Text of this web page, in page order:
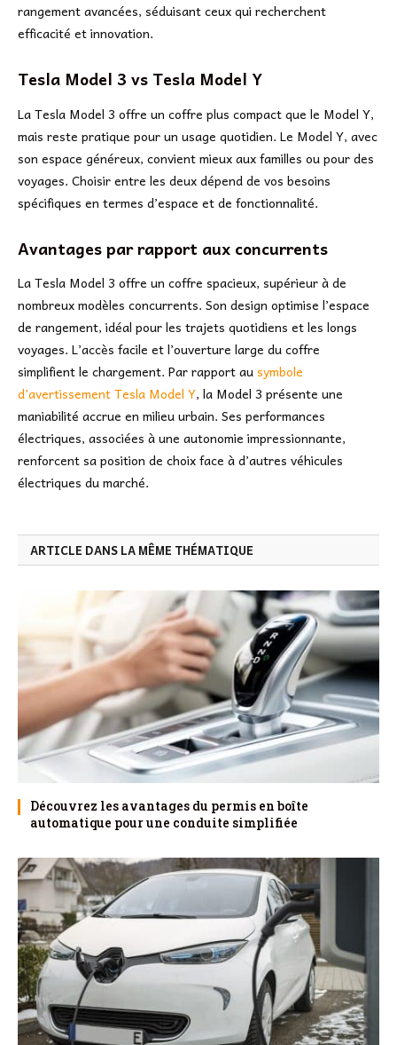
rangement avancées, séduisant ceux qui recherchent
efficacité et innovation.
Tesla Model 3 vs Tesla Model Y
La Tesla Model 3 offre un coffre plus compact que le Model Y,
mais reste pratique pour un usage quotidien. Le Model Y, avec
son espace généreux, convient mieux aux familles ou pour des
voyages. Choisir entre les deux dépend de vos besoins
spécifiques en termes d’espace et de fonctionnalité.
Avantages par rapport aux concurrents
La Tesla Model 3 offre un coffre spacieux, supérieur à de
nombreux modèles concurrents. Son design optimise l’espace
de rangement, idéal pour les trajets quotidiens et les longs
voyages. L’accès facile et l’ouverture large du coffre
simplifient le chargement. Par rapport au symbole
d’avertissement Tesla Model Y, la Model 3 présente une
maniabilité accrue en milieu urbain. Ses performances
électriques, associées à une autonomie impressionnante,
renforcent sa position de choix face à d’autres véhicules
électriques du marché.
ARTICLE DANS LA MÊME THÉMATIQUE
Découvrez les avantages du permis en boîte
automatique pour une conduite simplifiée